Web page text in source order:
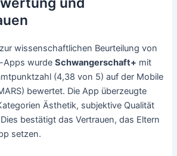
wissenschaftlichen Beurteilung von
Apps wurdeSchwangerschaft+ mit
(4,38 von 5) auf der Mobile
bewertet. Die App überzeugte
Ästhetik, subjektive Qualität
bestätigt das Vertrauen, das Eltern
setzen.